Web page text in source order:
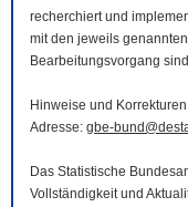
recherchiert und
mit den jeweils
Bearbeitungsvorgang
Hinweise und
Adresse: gbe-
Das Statistische
Vollständigkeit und